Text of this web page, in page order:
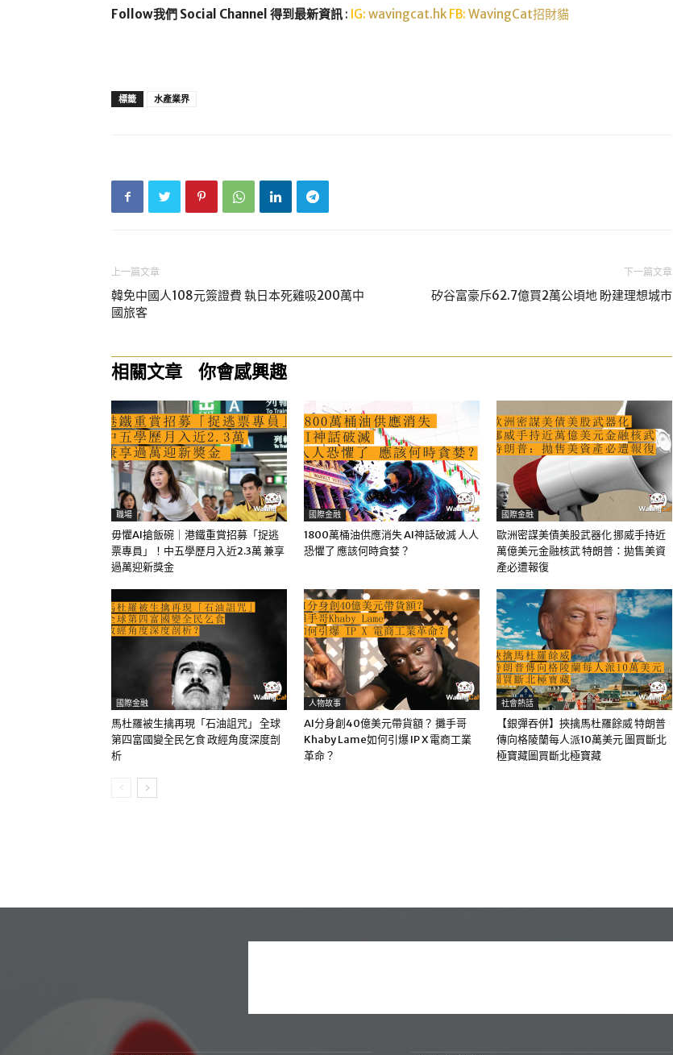
Follow我們 Social Channel 得到最新資訊 : IG: wavingcat.hkFB: WavingCat招財貓
標籤 水產業界
上一篇文章
韓免中國人108元簽證費 執日本死雞吸200萬中
國旅客
下一篇文章
矽谷富豪斥62.7億買2萬公頃地 盼建理想城市
相關文章 你會感興趣
職場
毋懼AI搶飯碗｜港鐵重賞招募「捉逃
票專員」！中五學歷月入近2.3萬 兼享
過萬迎新獎金
國際金融
1800萬桶油供應消失 AI神話破滅 人人
恐懼了 應該何時貪婪？
國際金融
歐洲密謀美債美股武器化 挪威手持近
萬億美元金融核武 特朗普：拋售美資
產必遭報復
國際金融
馬杜羅被生擒再現「石油詛咒」 全球
第四富國變全民乞食 政經角度深度剖
析
人物故事
AI分身創40億美元帶貨額？ 攤手哥
Khaby Lame如何引爆 IP X 電商工業
革命？
社會熱話
【銀彈吞併】挾擒馬杜羅餘威 特朗普
傳向格陵蘭每人派10萬美元 圖買斷北
極寶藏圖買斷北極寶藏